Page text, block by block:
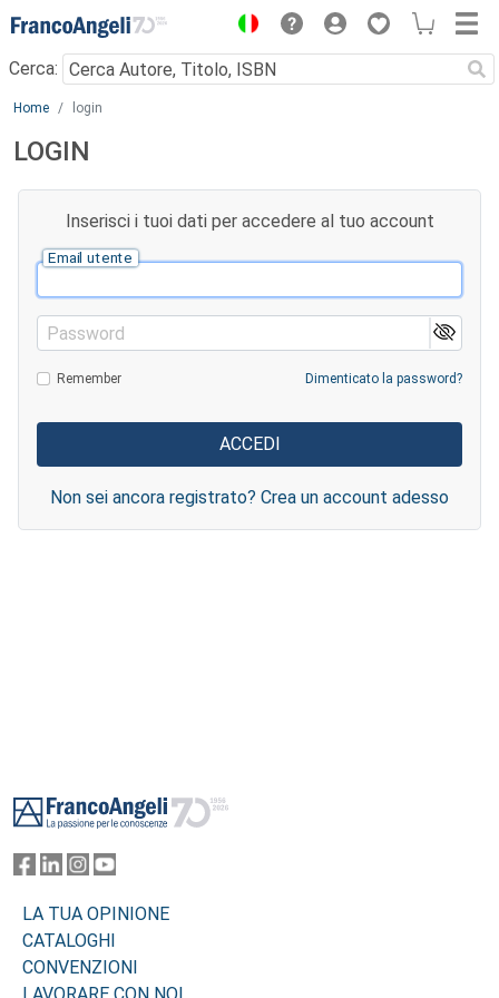
Menu
Cerca:
Main content
Home login
LOGIN
Inserisci i tuoi dati per accedere al tuo account
Email utente
Password
Remember Dimenticato la password?
Non sei ancora registrato? Crea un account adesso
LA TUA OPINIONE
CATALOGHI
CONVENZIONI